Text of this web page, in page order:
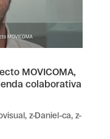
MOVICOMA,
colaborativa
, z-Daniel-ca, z-